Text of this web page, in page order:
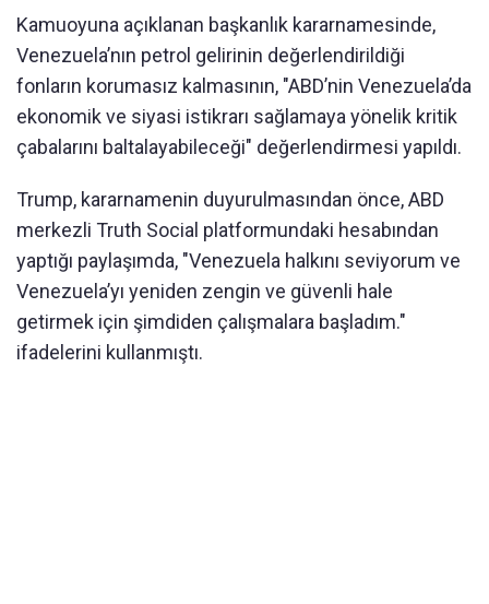
Kamuoyuna açıklanan başkanlık kararnamesinde,
Venezuela’nın petrol gelirinin değerlendirildiği
fonların korumasız kalmasının, "ABD’nin Venezuela’da
ekonomik ve siyasi istikrarı sağlamaya yönelik kritik
çabalarını baltalayabileceği" değerlendirmesi yapıldı.
Trump, kararnamenin duyurulmasından önce, ABD
merkezli Truth Social platformundaki hesabından
yaptığı paylaşımda, "Venezuela halkını seviyorum ve
Venezuela’yı yeniden zengin ve güvenli hale
getirmek için şimdiden çalışmalara başladım."
ifadelerini kullanmıştı.